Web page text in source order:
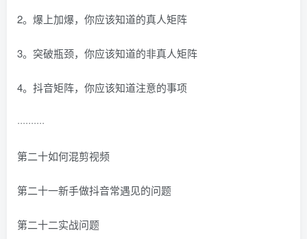
2。爆上加爆，你应该知道的真人矩阵
3。突破瓶颈，你应该知道的非真人矩阵
4。抖音矩阵，你应该知道注意的事项
··········
第二十如何混剪视频
第二十一新手做抖音常遇见的问题
第二十二实战问题